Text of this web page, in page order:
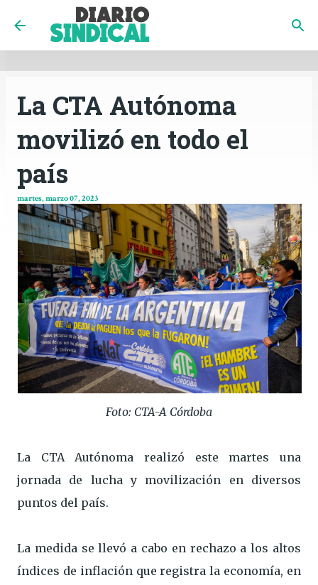
INICIO CÓRDOBA
Ir al contenido principal
La CTA Autónoma
movilizó en todo el
país
martes, marzo 07, 2023
Foto: CTA-A Córdoba
La CTA Autónoma realizó este martes una
jornada de lucha y movilización en diversos
puntos del país.
La medida se llevó a cabo en rechazo a los altos
índices de inflación que registra la economía, en